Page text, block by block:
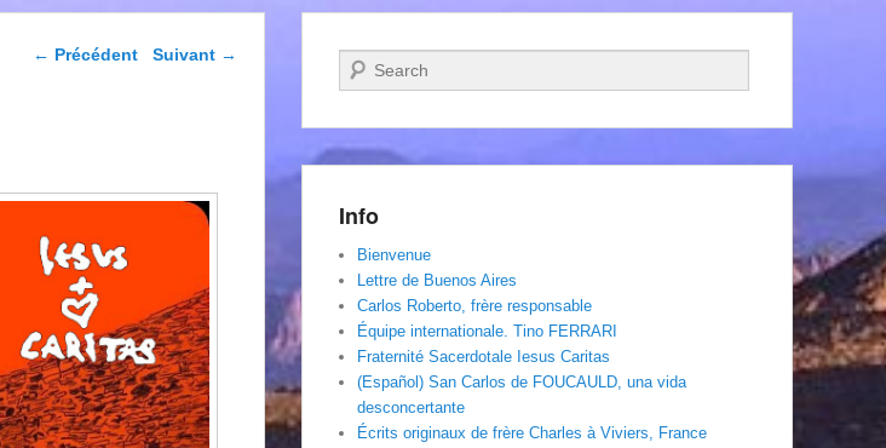
Navigation dans les
← Précédent Suivant → Recherche
Info
Bienvenue
Lettre de Buenos Aires
Carlos Roberto, frère responsable
Équipe internationale. Tino FERRARI
Fraternité Sacerdotale Iesus Caritas
(Español) San Carlos de FOUCAULD, una vida
desconcertante
Écrits originaux de frère Charles à Viviers, France